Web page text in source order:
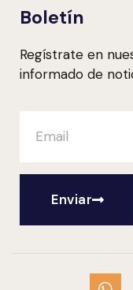
Boletín
Regístrate en
informado de
Enviar